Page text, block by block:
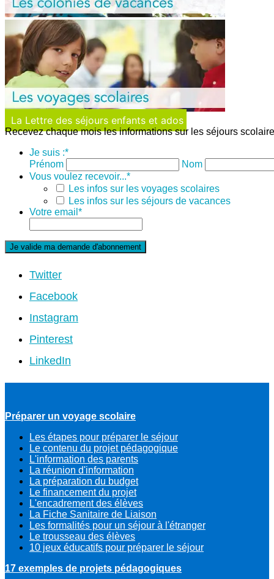
La Lettre des séjours enfants et ados
Recevez chaque mois les informations sur les séjours
Je suis :*
Prénom
Nom
Vous voulez recevoir...*
Les infos sur les voyages scolaires
Les infos sur les séjours de vacances
Votre email *
Twitter
Facebook
Instagram
Pinterest
LinkedIn
Préparer un voyage scolaire
Les étapes pour préparer le séjour
Le contenu du projet pédagogique
L'information des parents
La réunion d'information
La préparation du budget
Le financement du projet
L'encadrement des élèves
La Fiche Sanitaire de Liaison
Les formalités pour un séjour à l'étranger
Le trousseau des élèves
10 jeux éducatifs pour préparer le séjour
17 exemples de projets pédagogiques